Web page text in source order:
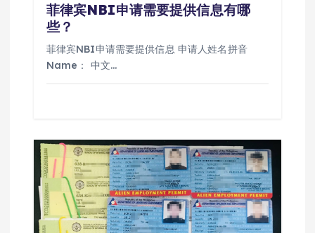
菲律宾NBI申请需要提供信息有哪
些？
菲律宾NBI申请需要提供信息 申请人姓名拼音
Name： 中文…